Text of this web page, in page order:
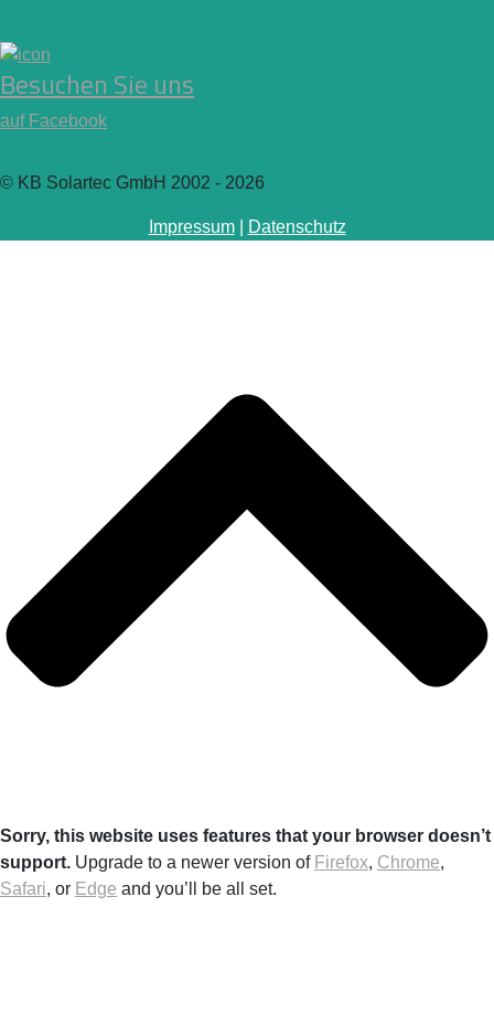
Besuchen Sie uns
auf Facebook
© KB Solartec GmbH 2002 - 2026
Impressum| Datenschutz
Sorry, this website uses features that your browser doesn’t
support. Upgrade to a newer version of Firefox, Chrome,
Safari, or Edge and you’ll be all set.